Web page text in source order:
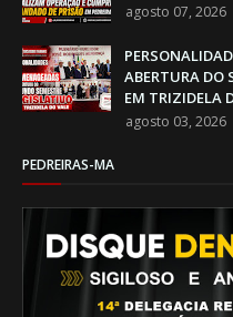
agosto 07, 2026
ABERTURA DO
EM TRIZIDELA
agosto 03, 2026
PEDREIRAS-MA